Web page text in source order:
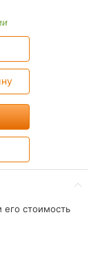
стоимость